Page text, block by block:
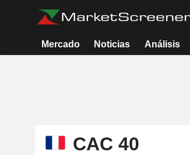
Mercado Noticias Análisis
CAC 40